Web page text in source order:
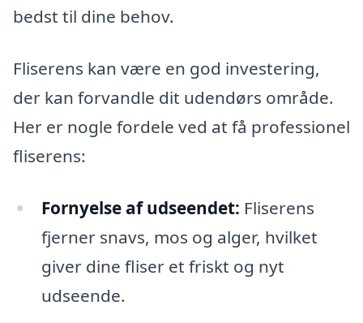
bedst til dine behov.
Fliserens kan være en god investering,
der kan forvandle dit udendørs område.
Her er nogle fordele ved at få professionel
fliserens:
Fornyelse af udseendet: Fliserens
fjerner snavs, mos og alger, hvilket
giver dine fliser et friskt og nyt
udseende.